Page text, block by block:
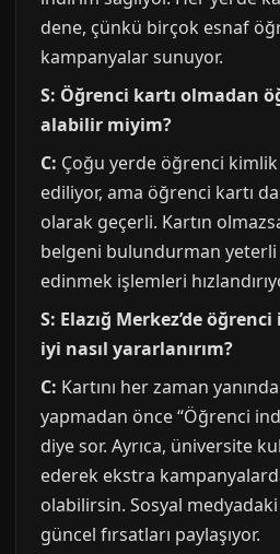
dene, çünkü birçok esnaf
kampanyalar sunuyor.
S: Öğrenci kartı olmadan
alabilir miyim?
C: Çoğu yerde öğrenci
ediliyor, ama öğrenci kartı
olarak geçerli. Kartın
belgeni bulundurman yeterli
edinmek işlemleri
S: Elazığ Merkez’de
iyi nasıl yararlanırım?
C: Kartını her zaman
yapmadan önce “Öğrenci
diye sor. Ayrıca, üniversite
ederek ekstra
olabilirsin. Sosyal
güncel fırsatları paylaşıyor.